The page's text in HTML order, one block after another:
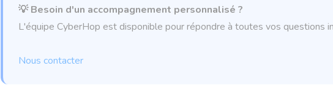
💡 Besoin d'un accompagnement personnalisé ?
L'équipe CyberHop est disponible pour répondre à toutes vos questions
Nous contacter